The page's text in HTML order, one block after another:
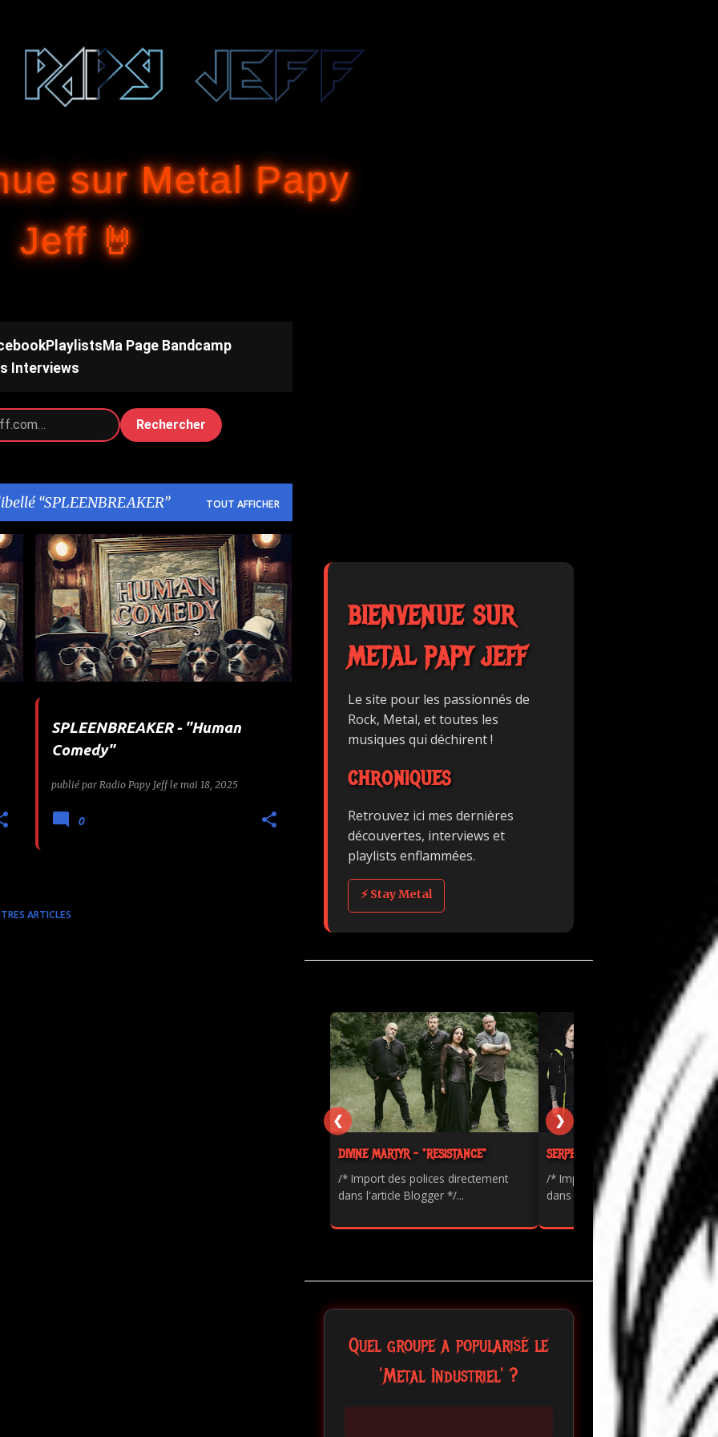
sur Metal Papy
Jeff 🤘
Playlists Ma Page Bandcamp
Interviews
Rechercher
SPLEENBREAKER TOUT AFFICHER
SPLEENBREAKER - "Human
Comedy"
publié par Radio Papy Jeff le mai 18, 2025
BANDCAMP HUMAN COMEDY +3
0
ARTICLES
BIENVENUE SUR
METAL PAPY JEFF
Le site pour les passionnés de
Rock, Metal, et toutes les
musiques qui déchirent !
CHRONIQUES
Retrouvez ici mes dernières
découvertes, interviews et
playlists enflammées.
⚡ Stay Metal
DIVINE MARTYR - "RESISTANCE"
/* Import des polices directement
dans l'article Blogger */...
SERPENTS - "PAINKILLER"
/* Import des polices directement
dans l'article Blogger */...
❮ ❯
Quel groupe a popularisé le
'Metal Industriel' ?